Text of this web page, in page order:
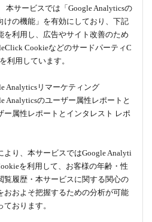
本サービスでは「Google Analyticsの
けの機能」を有効にしており、下記
を利用し、広告やサイト改善のため
CookieなどのサードパーティC
利用しています。
Analyticsリマーケティング
Analyticsのユーザー属性レポートと
ー属性レポートとインタレスト レポ
より、本サービスではGoogle Analyti
を利用して、お客様の年齢・性
覧履歴・本サービスに関する関心の
おおよそ把握するための分析が可能
ております。